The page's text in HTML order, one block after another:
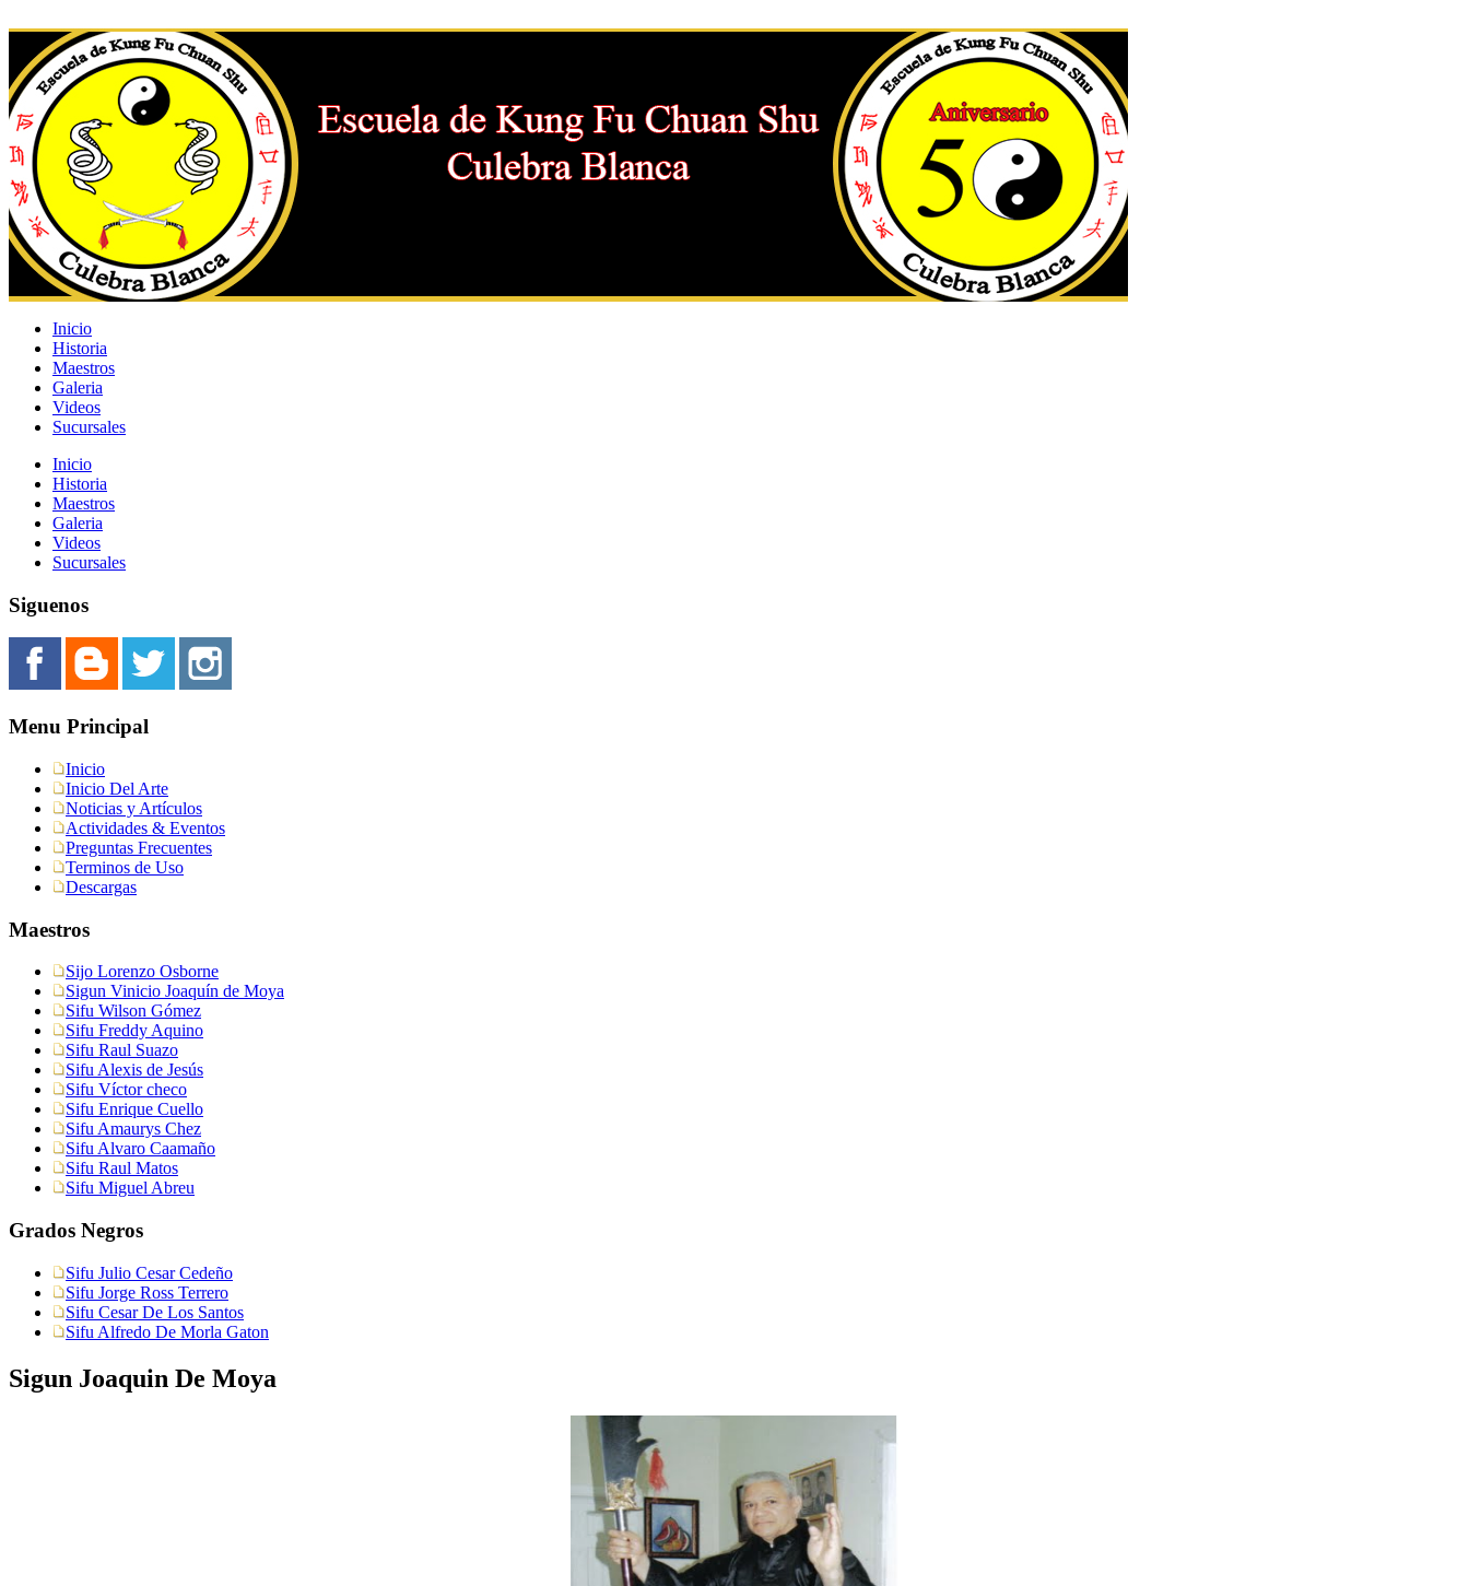
Inicio
Historia
Maestros
Galeria
Videos
Sucursales
Inicio
Historia
Maestros
Galeria
Videos
Sucursales
Siguenos
Menu Principal
Inicio
Inicio Del Arte
Noticias y Artículos
Actividades & Eventos
Preguntas Frecuentes
Terminos de Uso
Descargas
Maestros
Sijo Lorenzo Osborne
Sigun Vinicio Joaquín de Moya
Sifu Wilson Gómez
Sifu Freddy Aquino
Sifu Raul Suazo
Sifu Alexis de Jesús
Sifu Víctor checo
Sifu Enrique Cuello
Sifu Amaurys Chez
Sifu Alvaro Caamaño
Sifu Raul Matos
Sifu Miguel Abreu
Grados Negros
Sifu Julio Cesar Cedeño
Sifu Jorge Ross Terrero
Sifu Cesar De Los Santos
Sifu Alfredo De Morla Gaton
Sigun Joaquin De Moya